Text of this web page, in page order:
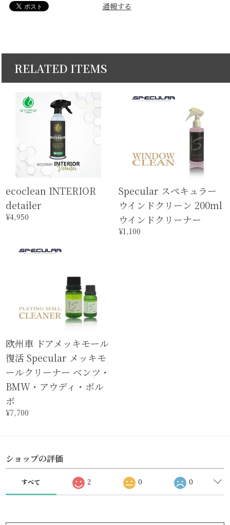
通報する
RELATED ITEMS
ecoclean INTERIOR
detailer
¥4,950
Specular スペキュラー
ウインドクリーン 200ml
ウインドクリーナー
¥1,100
欧州車 ドアメッキモール
復活 Specular メッキモ
ールクリーナー ベンツ・
BMW・アウディ・ボル
ボ
¥7,700
ショップの評価
すべて 2 0 0